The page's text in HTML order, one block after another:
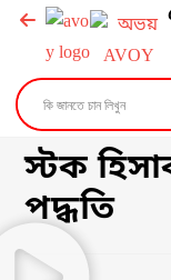
স্টক
পদ্ধতি